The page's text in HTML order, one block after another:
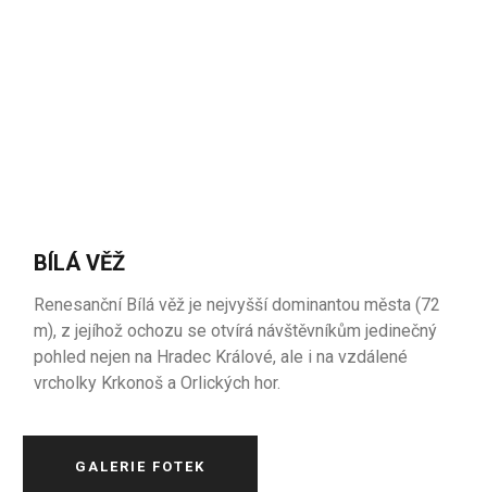
BÍLÁ VĚŽ
Renesanční Bílá věž je nejvyšší dominantou města (72
m), z jejíhož ochozu se otvírá návštěvníkům jedinečný
pohled nejen na Hradec Králové, ale i na vzdálené
vrcholky Krkonoš a Orlických hor.
GALERIE FOTEK